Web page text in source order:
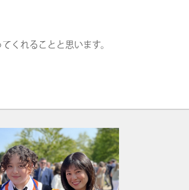
くれることと思います。